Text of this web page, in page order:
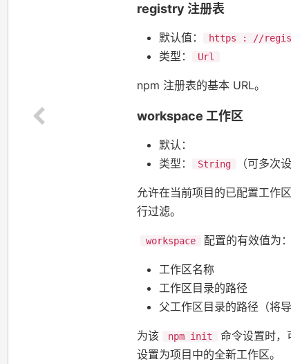
registry 注册表
默认值： https : //
类型： Url
npm 注册表的基本 URL。
workspace 工作区
默认：
类型：
String （可多次
允许在当前项目的已配置工作
行过滤。
workspace 配置的有效值为：
工作区名称
工作区目录的路径
父工作区目录的路径（将
为该 npm init
命令设置时，
设置为项目中的全新工作区。